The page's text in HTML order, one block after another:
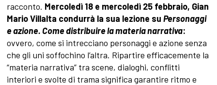
racconto. Mercoledì 18 e mercoledì 25 febbraio, Gian
Mario Villalta condurrà la sua lezione su Personaggi
e azione. Come distribuire la materia narrativa:
ovvero, come si intrecciano personaggi e azione senza
che gli uni soffochino l’altra. Ripartire efficacemente la
“materia narrativa” tra scene, dialoghi, conflitti
interiori e svolte di trama significa garantire ritmo e